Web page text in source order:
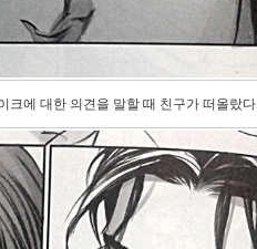
에 대한 의견을 말할 때 친구가 떠올랐